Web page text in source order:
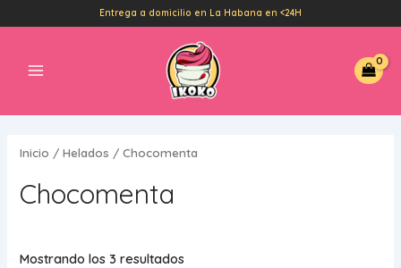
al
Entrega a domicilio en La Habana en <24H
Menu
Inicio /Helados / Chocomenta
Chocomenta
Mostrando los 3 resultados